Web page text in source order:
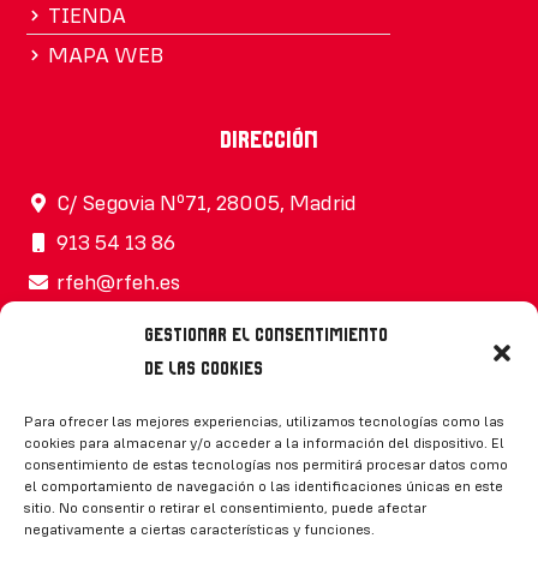
Gestionar el consentimiento
de las cookies
Para ofrecer las mejores experiencias, utilizamos tecnologías como las
cookies para almacenar y/o acceder a la información del dispositivo. El
consentimiento de estas tecnologías nos permitirá procesar datos como
el comportamiento de navegación o las identificaciones únicas en este
sitio. No consentir o retirar el consentimiento, puede afectar
negativamente a ciertas características y funciones.
TIENDA
MAPA WEB
Dirección
C/ Segovia Nº71, 28005, Madrid
913 54 13 86
rfeh@rfeh.es
Síguenos